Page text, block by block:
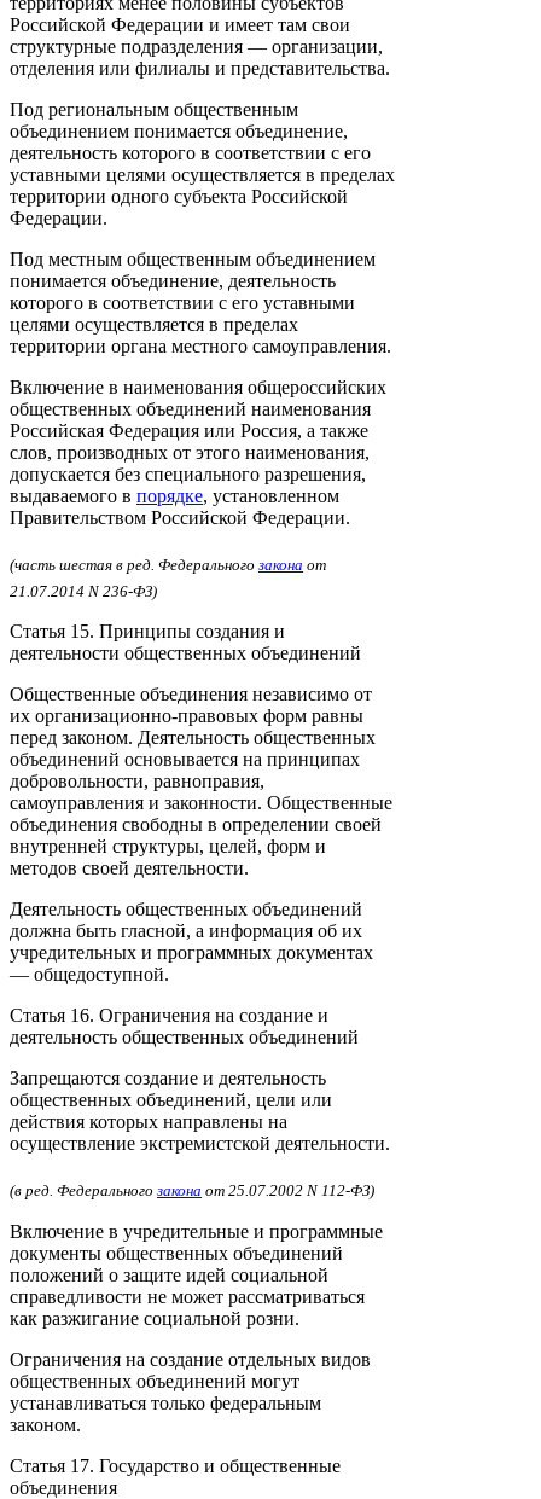
Российской Федерации и имеет там свои
структурные подразделения — организации,
отделения или филиалы и представительства.
Под региональным общественным
объединением понимается объединение,
деятельность которого в соответствии с его
уставными целями осуществляется в пределах
территории одного субъекта Российской
Федерации.
Под местным общественным объединением
понимается объединение, деятельность
которого в соответствии с его уставными
целями осуществляется в пределах
территории органа местного самоуправления.
Включение в наименования общероссийских
общественных объединений наименования
Российская Федерация или Россия, а также
слов, производных от этого наименования,
допускается без специального разрешения,
выдаваемого в порядке, установленном
Правительством Российской Федерации.
(часть шестая в ред. Федерального закона от
21.07.2014 N 236-ФЗ)
Статья 15. Принципы создания и
деятельности общественных объединений
Общественные объединения независимо от
их организационно-правовых форм равны
перед законом. Деятельность общественных
объединений основывается на принципах
добровольности, равноправия,
самоуправления и законности. Общественные
объединения свободны в определении своей
внутренней структуры, целей, форм и
методов своей деятельности.
Деятельность общественных объединений
должна быть гласной, а информация об их
учредительных и программных документах
— общедоступной.
Статья 16. Ограничения на создание и
деятельность общественных объединений
Запрещаются создание и деятельность
общественных объединений, цели или
действия которых направлены на
осуществление экстремистской деятельности.
(в ред. Федерального закона от 25.07.2002 N 112-ФЗ)
Включение в учредительные и программные
документы общественных объединений
положений о защите идей социальной
справедливости не может рассматриваться
как разжигание социальной розни.
Ограничения на создание отдельных видов
общественных объединений могут
устанавливаться только федеральным
законом.
Статья 17. Государство и общественные
объединения